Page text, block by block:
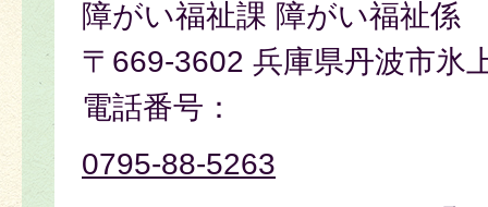
障がい福祉課 障がい福祉係
〒669-3602 兵庫県丹波市氷
電話番号：
0795-88-5263